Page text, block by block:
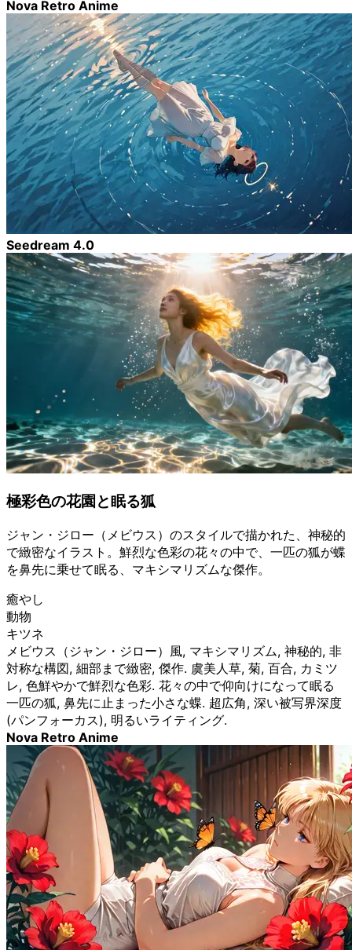
Nova Retro Anime
Seedream 4.0
極彩色の花園と眠る狐
ジャン・ジロー（メビウス）のスタイルで描かれた、神秘的
で緻密なイラスト。鮮烈な色彩の花々の中で、一匹の狐が蝶
を鼻先に乗せて眠る、マキシマリズムな傑作。
癒やし
動物
キツネ
メビウス（ジャン・ジロー）風, マキシマリズム, 神秘的, 非
対称な構図, 細部まで緻密, 傑作. 虞美人草, 菊, 百合, カミツ
レ, 色鮮やかで鮮烈な色彩. 花々の中で仰向けになって眠る
一匹の狐, 鼻先に止まった小さな蝶. 超広角, 深い被写界深度
(パンフォーカス), 明るいライティング.
Nova Retro Anime